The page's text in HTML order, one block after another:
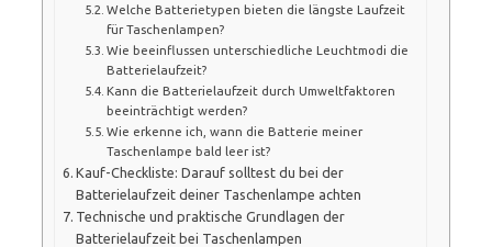
Welche Batterietypen bieten die längste Laufzeit
für Taschenlampen?
Wie beeinflussen unterschiedliche Leuchtmodi die
Batterielaufzeit?
Kann die Batterielaufzeit durch Umweltfaktoren
beeinträchtigt werden?
Wie erkenne ich, wann die Batterie meiner
Taschenlampe bald leer ist?
Kauf-Checkliste: Darauf solltest du bei der
Batterielaufzeit deiner Taschenlampe achten
Technische und praktische Grundlagen der
Batterielaufzeit bei Taschenlampen